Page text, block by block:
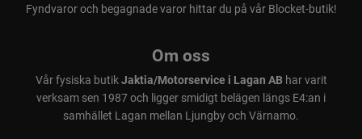
Fyndvaror och begagnade varor hittar du på vår Blocket-butik!
Om oss
Vår fysiska butikJaktia/Motorservice i Lagan ABhar varit
verksam sen 1987 och ligger smidigt belägen längs E4:an i
samhället Lagan mellan Ljungby och Värnamo.